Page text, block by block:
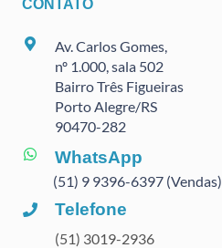
CONTATO
Av. Carlos Gomes,
nº 1.000, sala 502
Bairro Três Figueiras
Porto Alegre/RS
90470-282
WhatsApp
(51) 9 9396-6397 (Vendas)
Telefone
(51) 3019-2936